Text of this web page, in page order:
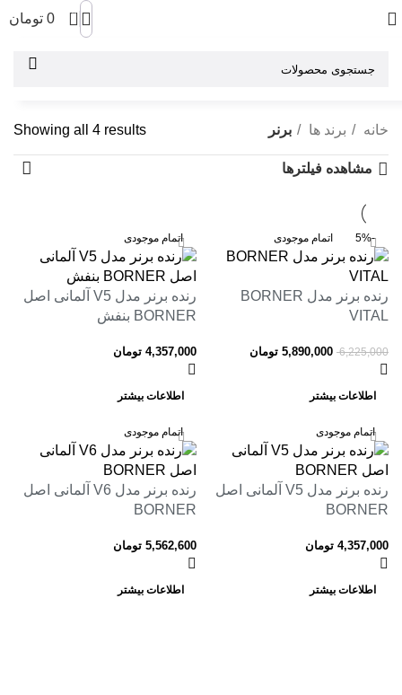
0
0 تومان
خانه برند ها برنر Showing all 4 results
مشاهده فیلترها
-5% اتمام موجودی
رنده برنر مدل BORNER
VITAL
6,225,000
5,890,000 تومان
اطلاعات بیشتر
اتمام موجودی
رنده برنر مدل V5 آلمانی اصل
BORNER بنفش
4,357,000 تومان
اطلاعات بیشتر
اتمام موجودی
رنده برنر مدل V5 آلمانی اصل
BORNER
4,357,000 تومان
اطلاعات بیشتر
اتمام موجودی
رنده برنر مدل V6 آلمانی اصل
BORNER
5,562,600 تومان
اطلاعات بیشتر